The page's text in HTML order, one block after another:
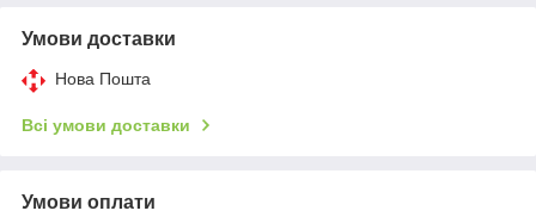
Умови доставки
Нова Пошта
Всі умови доставки
Умови оплати